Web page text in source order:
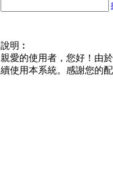
說明︰
親愛的使用者，您好！由
續使用本系統。感謝您的配